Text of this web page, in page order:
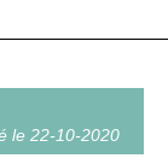
le 22-10-2020